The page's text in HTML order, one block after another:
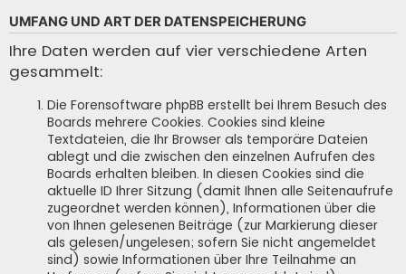
UMFANG UND ART DER DATENSPEICHERUNG
Ihre Daten werden auf vier verschiedene Arten
gesammelt:
Die Forensoftware phpBB erstellt bei Ihrem Besuch des
Boards mehrere Cookies. Cookies sind kleine
Textdateien, die Ihr Browser als temporäre Dateien
ablegt und die zwischen den einzelnen Aufrufen des
Boards erhalten bleiben. In diesen Cookies sind die
aktuelle ID Ihrer Sitzung (damit Ihnen alle Seitenaufrufe
zugeordnet werden können), Informationen über die
von Ihnen gelesenen Beiträge (zur Markierung dieser
als gelesen/ungelesen; sofern Sie nicht angemeldet
sind) sowie Informationen über Ihre Teilnahme an